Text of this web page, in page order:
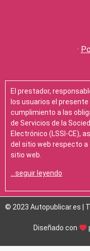
·
El prestador,
los usuarios el
cumplimiento a las
de Servicios de la
Electrónico (LSSI-CE),
del sitio web respecto a
sitio web.
…seguir leyendo
© 2023 Autopublicar.es |
Diseñado con